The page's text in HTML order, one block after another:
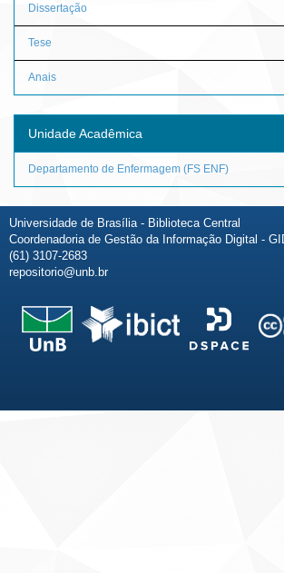
Dissertação
Tese
Anais
Unidade Acadêmica
Departamento de Enfermagem (FS ENF)
Universidade de Brasília - Biblioteca Central
Coordenadoria de Gestão da Informação Digital -
(61) 3107-2683
repositorio@unb.br